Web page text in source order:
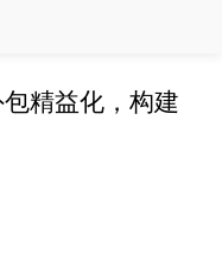
精益化，构建